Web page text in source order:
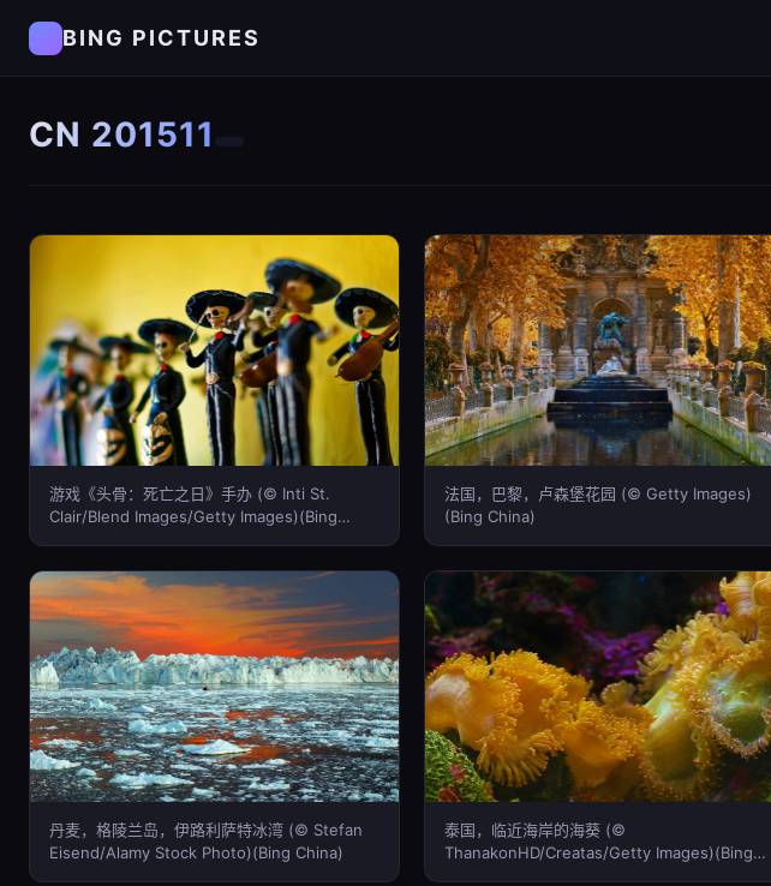
BING PICTURES
CN 201511
游戏《头骨：死亡之日》手办 (© Inti St.
Clair/Blend Images/Getty Images)(Bing
法国，巴黎，卢森堡花园 (© Getty Images)
(Bing China)
丹麦，格陵兰岛，伊路利萨特冰湾 (© Stefan
Eisend/Alamy Stock Photo)(Bing China)
泰国，临近海岸的海葵 (©
ThanakonHD/Creatas/Getty Images)(Bing